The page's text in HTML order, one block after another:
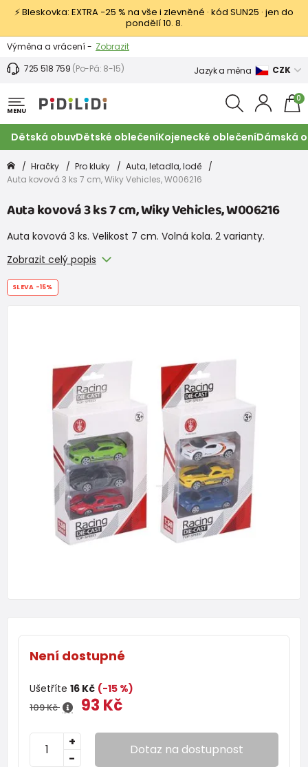
⚡ Bleskovka: EXTRA −25 % na vše i zlevněné · kód SUN25 · jen do
pondělí 10. 8.
Výměna a vrácení - Zobrazit
Sleva 100 Kč na první nákup -
725 518 759 (Po-Pá: 8-15) Jazyk a měna CZK
MENU
0
Dětská obuvDětské oblečeníKojenecké oblečeníDámská
Hračky Pro kluky
Auta, letadla, lodě
Auta kovová 3 ks 7 cm, Wiky Vehicles, W006216
Auta kovová 3 ks 7 cm, Wiky Vehicles, W006216
Auta kovová 3 ks. Velikost 7 cm. Volná kola. 2 varianty.
Zobrazit celý popis
Není dostupné
Ušetříte 16 Kč (-15 %)
109 Kč 93 Kč
-
+ Dotaz na dostupnost
SLEVA -15%